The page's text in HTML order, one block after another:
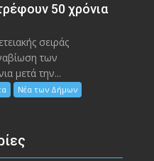
50 χρόνια
σειράς
των
μετά την...
Νέα των Δήμων